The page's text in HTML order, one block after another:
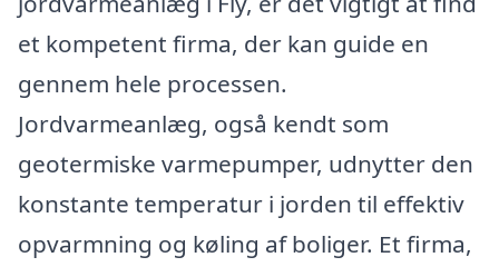
et kompetent firma, der kan guide en
gennem hele processen.
Jordvarmeanlæg, også kendt som
geotermiske varmepumper, udnytter den
konstante temperatur i jorden til effektiv
opvarmning og køling af boliger. Et firma,